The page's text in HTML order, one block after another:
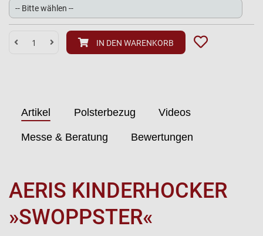
IN DEN WARENKORB
Artikel Polsterbezug Videos
Messe & Beratung Bewertungen
AERIS KINDERHOCKER
»SWOPPSTER«